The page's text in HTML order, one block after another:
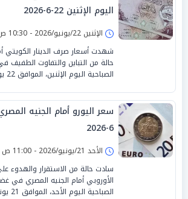
اليوم الإثنين 22-6-2026
الإثنين 22/يونيو/2026 - 10:30 ص
شهدت أسعار صرف الدينار الكويتي
حالة من التباين والتفاوت الطفيف
الصباحية اليوم الإثنين، الموافق 22 يونيو 2026.
6-2026
الأحد 21/يونيو/2026 - 11:00 ص
سادت حالة من الاستقرار والهدوء
الأوروبي أمام الجنيه المصري في
الصباحية اليوم الأحد، الموافق 21 يونيو 2026.